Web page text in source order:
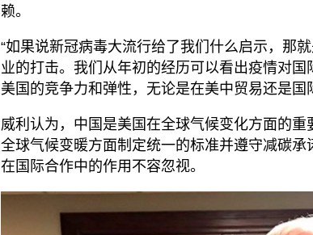
赖。
“如果说新冠病毒大流行给了我们什么启示，那
业的打击。我们从年初的经历可以看出疫情对
美国的竞争力和弹性，无论是在美中贸易还是国
威利认为，中国是美国在全球气候变化方面的
全球气候变暖方面制定统一的标准并遵守减碳承
在国际合作中的作用不容忽视。